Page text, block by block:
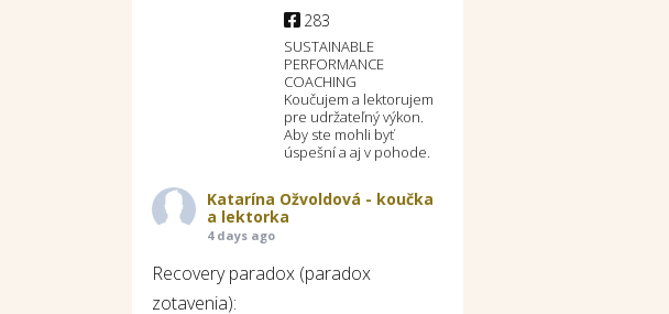
283
SUSTAINABLE
PERFORMANCE
COACHING
Koučujem a lektorujem
pre udržateľný výkon.
Aby ste mohli byť
úspešní a aj v pohode.
Katarína Ožvoldová - koučka
a lektorka
4 days ago
Recovery paradox (paradox
zotavenia):